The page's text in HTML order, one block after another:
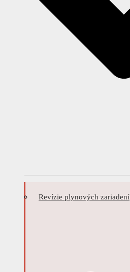
Revízie plynových zariadení